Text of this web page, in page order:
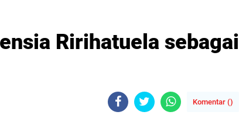
Ririhatuela sebagai
Komentar ()